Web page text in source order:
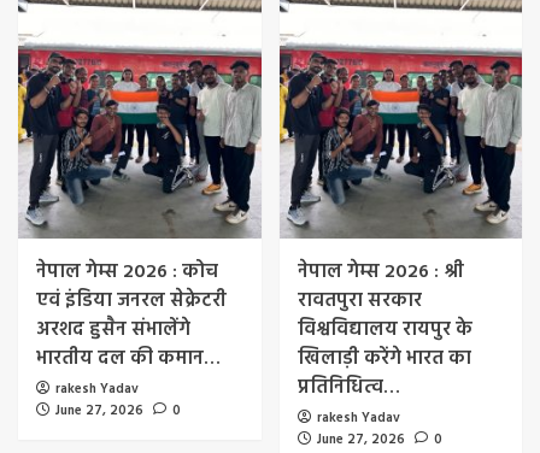
नेपाल गेम्स 2026 : कोच
एवं इंडिया जनरल सेक्रेटरी
अरशद हुसैन संभालेंगे
भारतीय दल की कमान…
rakesh Yadav
June 27, 2026
0
नेपाल गेम्स 2026 : श्री
रावतपुरा सरकार
विश्वविद्यालय रायपुर के
खिलाड़ी करेंगे भारत का
प्रतिनिधित्व…
rakesh Yadav
June 27, 2026
0